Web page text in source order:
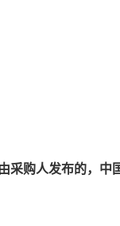
采购人发布的，中